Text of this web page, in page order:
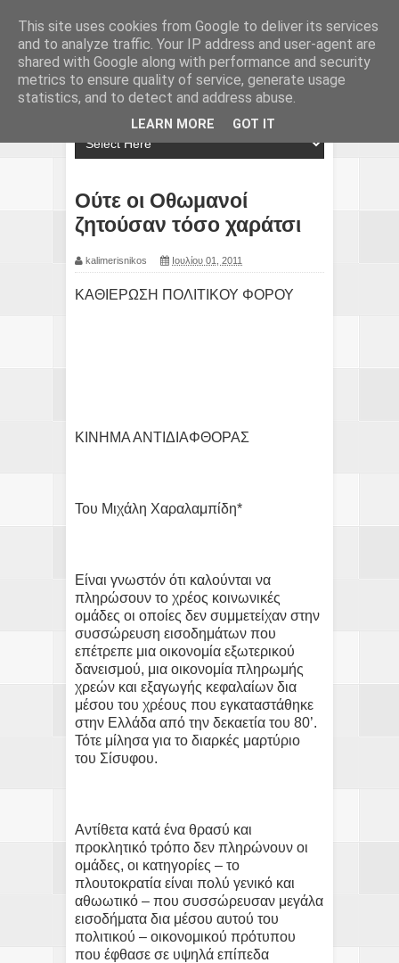
Ούτε οι Οθωμανοί
ζητούσαν τόσο χαράτσι
kalimerisnikos Ιουλίου 01, 2011
ΚΑΘΙΕΡΩΣΗ ΠΟΛΙΤΙΚΟΥ ΦΟΡΟΥ
ΚΙΝΗΜΑ ΑΝΤΙΔΙΑΦΘΟΡΑΣ
Του Μιχάλη Χαραλαμπίδη*
Είναι γνωστόν ότι καλούνται να
πληρώσουν το χρέος κοινωνικές
ομάδες οι οποίες δεν συμμετείχαν στην
συσσώρευση εισοδημάτων που
επέτρεπε μια οικονομία εξωτερικού
δανεισμού, μια οικονομία πληρωμής
χρεών και εξαγωγής κεφαλαίων δια
μέσου του χρέους που εγκαταστάθηκε
στην Ελλάδα από την δεκαετία του 80’.
Τότε μίλησα για το διαρκές μαρτύριο
του Σίσυφου.
Αντίθετα κατά ένα θρασύ και
προκλητικό τρόπο δεν πληρώνουν οι
ομάδες, οι κατηγορίες – το
πλουτοκρατία είναι πολύ γενικό και
αθωωτικό – που συσσώρευσαν μεγάλα
εισοδήματα δια μέσου αυτού του
πολιτικού – οικονομικού πρότυπου
που έφθασε σε υψηλά επίπεδα
This site uses cookies from Google to deliver its services
and to analyze traffic. Your IP address and user-agent are
shared with Google along with performance and security
metrics to ensure quality of service, generate usage
statistics, and to detect and address abuse.
LEARN MORE GOT IT